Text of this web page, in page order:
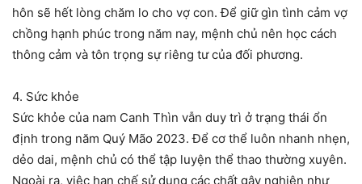
hôn sẽ hết lòng chăm lo cho vợ con. Để giữ gìn tình cảm vợ
chồng hạnh phúc trong năm nay, mệnh chủ nên học cách
thông cảm và tôn trọng sự riêng tư của đối phương.
4. Sức khỏe
Sức khỏe của nam Canh Thìn vẫn duy trì ở trạng thái ổn
định trong năm Quý Mão 2023. Để cơ thể luôn nhanh nhẹn,
dẻo dai, mệnh chủ có thể tập luyện thể thao thường xuyên.
Ngoài ra, việc hạn chế sử dụng các chất gây nghiện như